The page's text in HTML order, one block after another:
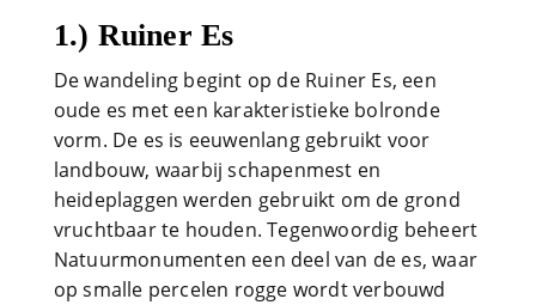
1.) Ruiner Es
De wandeling begint op de Ruiner Es, een
oude es met een karakteristieke bolronde
vorm. De es is eeuwenlang gebruikt voor
landbouw, waarbij schapenmest en
heideplaggen werden gebruikt om de grond
vruchtbaar te houden. Tegenwoordig beheert
Natuurmonumenten een deel van de es, waar
op smalle percelen rogge wordt verbouwd